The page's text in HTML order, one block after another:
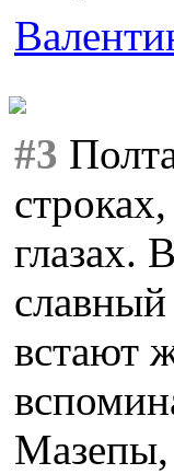
#3
глазах.
встают
Мазепы,